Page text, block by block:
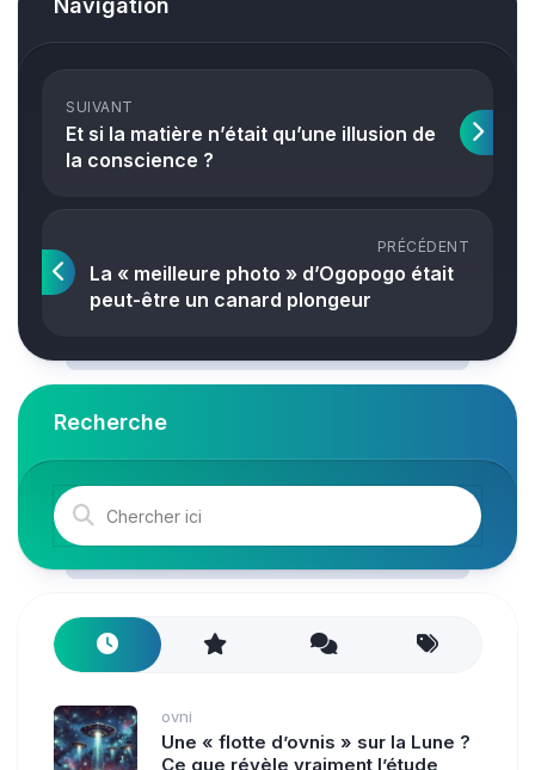
Navigation
SUIVANT
Et si la matière n’était qu’une illusion de
la conscience ?
PRÉCÉDENT
La « meilleure photo » d’Ogopogo était
peut-être un canard plongeur
Recherche
ovni
Une « flotte d’ovnis » sur la Lune ?
Ce que révèle vraiment l’étude